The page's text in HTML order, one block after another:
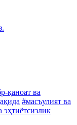
қаноат ва
#масъулият ва
эҳтиётсизлик